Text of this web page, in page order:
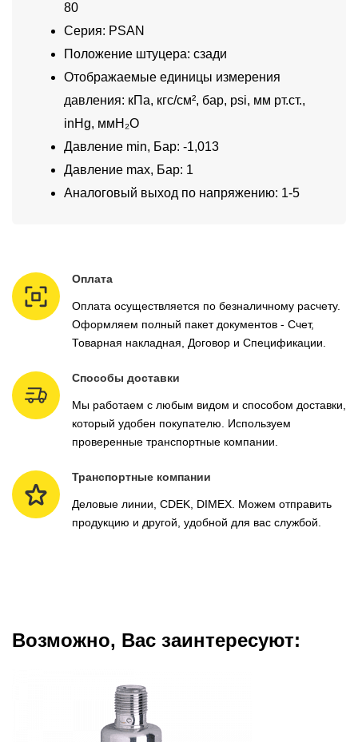
80
Серия: PSAN
Положение штуцера: сзади
Отображаемые единицы измерения
давления: кПа, кгс/см², бар, psi, мм рт.ст.,
inHg, ммH₂O
Давление min, Бар: -1,013
Давление max, Бар: 1
Аналоговый выход по напряжению: 1-5
Оплата
Оплата осуществляется по безналичному расчету.
Оформляем полный пакет документов - Счет,
Товарная накладная, Договор и Спецификации.
Способы доставки
Мы работаем с любым видом и способом доставки,
который удобен покупателю. Используем
проверенные транспортные компании.
Транспортные компании
Деловые линии, CDEK, DIMEX. Можем отправить
продукцию и другой, удобной для вас службой.
Возможно, Вас заинтересуют: